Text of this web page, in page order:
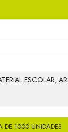
ESCOLAR,
DE 1000 UNIDADES